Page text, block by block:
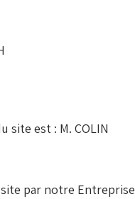
site est : M. COLIN
par notre Entreprise